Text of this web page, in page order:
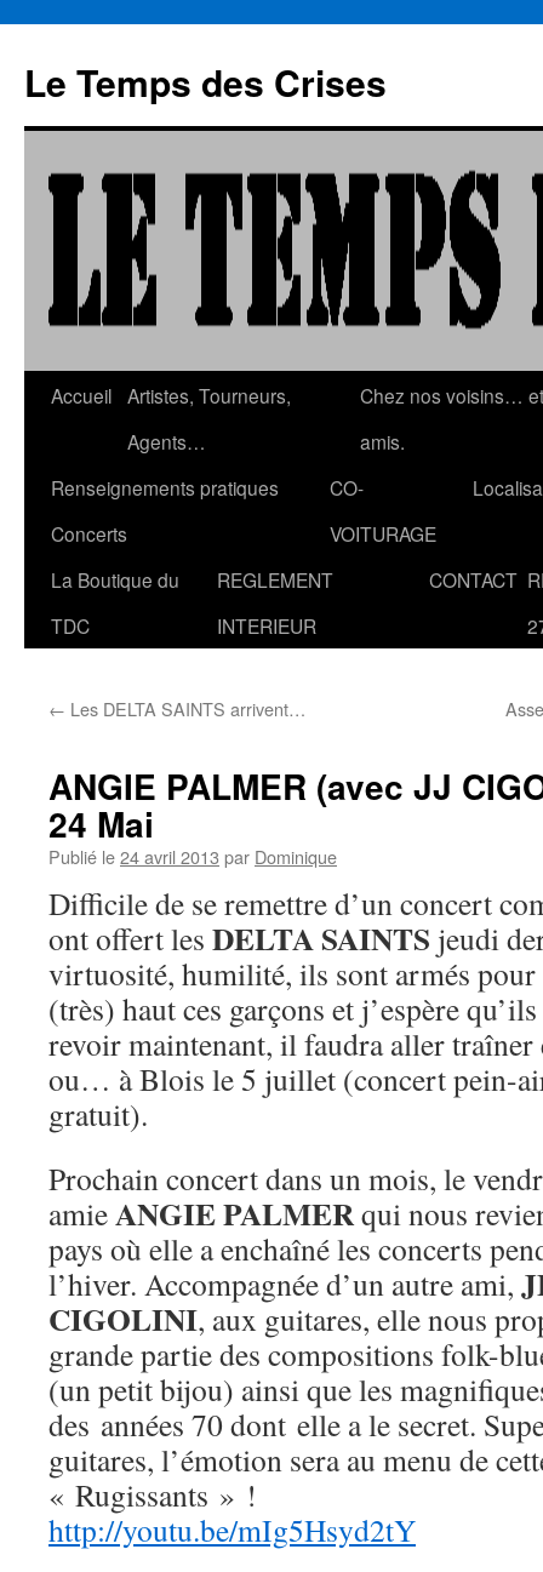
contenu
Le Temps des Crises
Accueil Artistes, Tourneurs,
Agents…
Chez nos voisins… et
amis.
Renseignements pratiques
Concerts
CO-
VOITURAGE
La Boutique du
TDC
REGLEMENT
INTERIEUR
CONTACT
← Les DELTA SAINTS arrivent…
ANGIE PALMER (avec JJ
24 Mai
Publié le24 avril 2013 par Dominique
Difficile de se remettre d’un concert
ont offert les DELTA SAINTS jeudi
virtuosité, humilité, ils sont armés
(très) haut ces garçons et j’espère
revoir maintenant, il faudra aller traîner
ou… à Blois le 5 juillet (concert pein-
gratuit).
Prochain concert dans un mois, le
amieANGIE PALMERqui nous
pays où elle a enchaîné les concerts
l’hiver. Accompagnée d’un autre ami,
CIGOLINI, aux guitares, elle nous
grande partie des compositions folk-
(un petit bijou) ainsi que les
des années 70 dont elle a le secret.
guitares, l’émotion sera au menu de
« Rugissants » !
http://youtu.be/mIg5Hsyd2tY